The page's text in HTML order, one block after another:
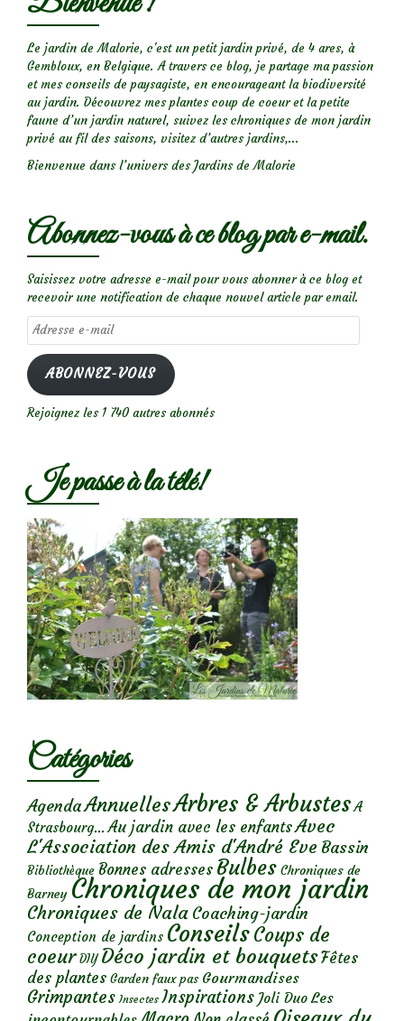
Le jardin de Malorie, c'est un petit jardin privé, de 4 ares, à
Gembloux, en Belgique. A travers ce blog, je partage ma passion
et mes conseils de paysagiste, en encourageant la biodiversité
au jardin. Découvrez mes plantes coup de coeur et la petite
faune d’un jardin naturel, suivez les chroniques de mon jardin
privé au fil des saisons, visitez d’autres jardins,...
Bienvenue dans l’univers des Jardins de Malorie
Abonnez-vous à ce blog par e-mail.
Saisissez votre adresse e-mail pour vous abonner à ce blog et
recevoir une notification de chaque nouvel article par email.
Adresse
e-
mail
ABONNEZ-VOUS
Rejoignez les 1 740 autres abonnés
Je passe à la télé!
Catégories
AgendaAnnuellesArbres & Arbustes A
Strasbourg... Au jardin avec les enfantsAvec
L'Association des Amis d'André Eve Bassin
Bibliothèque Bonnes adresses Bulbes Chroniques de
Barney Chroniques de mon jardin
Chroniques de Nala Coaching-jardin
Conception de jardins ConseilsCoups de
coeur DIY Déco jardin et bouquetsFêtes
des plantes Garden faux pas Gourmandises
Grimpantes Insectes Inspirations Joli Duo Les